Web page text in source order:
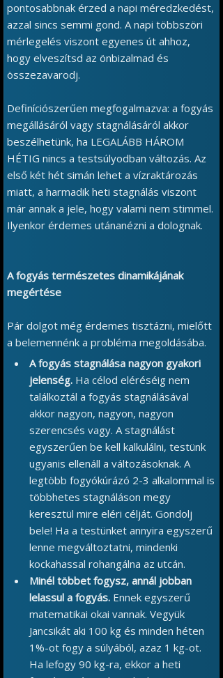
pontosabbnak érzed a napi méredzkedést,
azzal sincs semmi gond. A napi többszöri
mérlegelés viszont egyenes út ahhoz,
hogy elveszítsd az önbizalmad és
összezavarodj.
Definíciószerűen megfogalmazva: a fogyás
megállásáról vagy stagnálásáról akkor
beszélhetünk, ha LEGALÁBB HÁROM
HÉTIG nincs a testsúlyodban változás. Az
első két hét simán lehet a vízraktározás
miatt, a harmadik heti stagnálás viszont
már annak a jele, hogy valami nem stimmel.
Ilyenkor érdemes utánanézni a dolognak.
A fogyás természetes dinamikájának
megértése
Pár dolgot még érdemes tisztázni, mielőtt
a belemennénk a probléma megoldásába.
A fogyás stagnálása nagyon gyakori
jelenség. Ha célod eléréséig nem
találkoztál a fogyás stagnálásával
akkor nagyon, nagyon, nagyon
szerencsés vagy. A stagnálást
egyszerűen be kell kalkulálni, testünk
ugyanis ellenáll a változásoknak. A
legtöbb fogyókúrázó 2-3 alkalommal is
többhetes stagnáláson megy
keresztül mire eléri célját. Gondolj
bele! Ha a testünket annyira egyszerű
lenne megváltoztatni, mindenki
kockahassal rohangálna az utcán.
Minél többet fogysz, annál jobban
lelassul a fogyás. Ennek egyszerű
matematikai okai vannak. Vegyük
Jancsikát aki 100 kg és minden héten
1%-ot fogy a súlyából, azaz 1 kg-ot.
Ha lefogy 90 kg-ra, ekkor a heti